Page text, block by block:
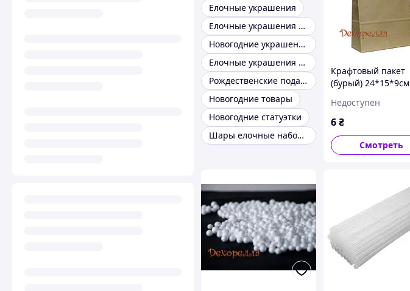
Елочные украшения
Елочные украшения домики
Новогодние украшения винтаж
Елочные украшения подарок
Рождественские подарки
Новогодние товары
Новогодние статуэтки
Шары елочные набор коробка
Крафтовый пакет
(бурый) 24*15*9см
Недоступен
6₴
Смотреть